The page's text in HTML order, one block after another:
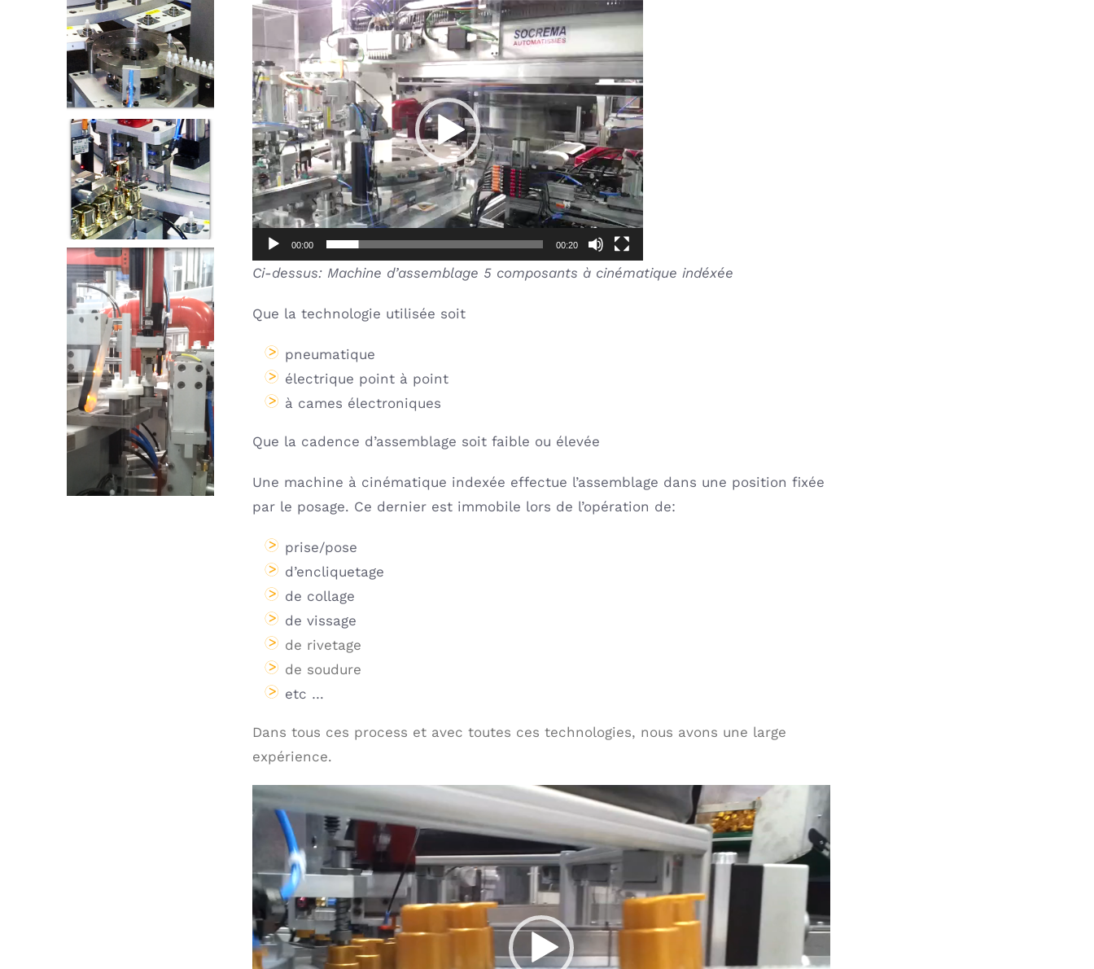
Lecteur
00:00 00:20
Ci-dessus: Machine d’assemblage 5 composants à cinématique indéxée
Que la technologie utilisée soit
pneumatique
électrique point à point
à cames électroniques
Que la cadence d’assemblage soit faible ou élevée
Une machine à cinématique indexée effectue l’assemblage dans une position fixée
par le posage. Ce dernier est immobile lors de l’opération de:
prise/pose
d’encliquetage
de collage
de vissage
de rivetage
de soudure
etc …
Dans tous ces process et avec toutes ces technologies, nous avons une large
expérience.
Lecteur
vidéo